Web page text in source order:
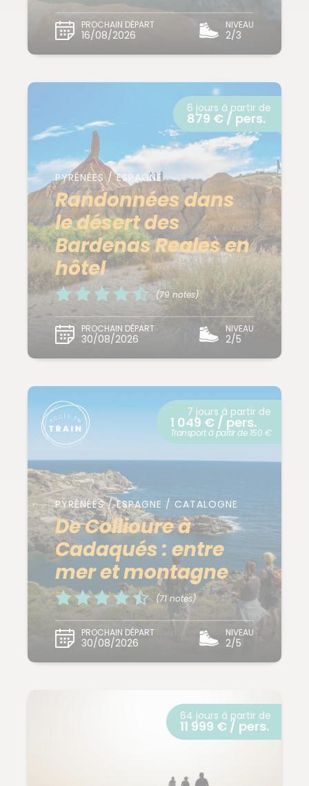
PROCHAIN DÉPART
16/08/2026
NIVEAU
2/3
PYRÉNÉES / ESPAGNE
Randonnées dans
le désert des
Bardenas Reales en
hôtel
(79 notes)
PROCHAIN DÉPART
30/08/2026
NIVEAU
2/5
6 jours à partir de
879 € / pers.
PYRÉNÉES / ESPAGNE / CATALOGNE
De Collioure à
Cadaqués : entre
mer et montagne
(71 notes)
PROCHAIN DÉPART
30/08/2026
NIVEAU
2/5
7 jours à partir de
1 049 € / pers.
Transport à partir de 150 €
64 jours à partir de
11 999 € / pers.